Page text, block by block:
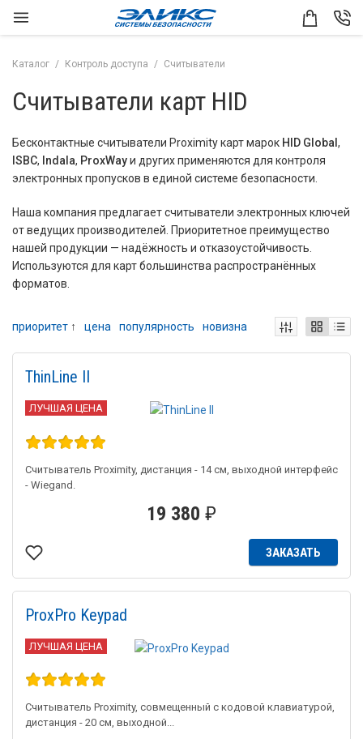
Каталог Контроль доступа Считыватели
Считыватели карт HID
Бесконтактные считыватели Proximity карт марок HID Global ,
ISBC, Indala, ProxWayи других применяются для контроля
электронных пропусков в единой системе безопасности.
Наша компания предлагает считыватели электронных ключей
от ведущих производителей. Приоритетное преимущество
нашей продукции — надёжность и отказоустойчивость.
Используются для карт большинства распространённых
форматов.
приоритет ↑ цена популярность новизна
ThinLine II
ЛУЧШАЯ ЦЕНА
Считыватель Proximity, дистанция - 14 см, выходной интерфейс
- Wiegand.
19 380 ₽
ЗАКАЗАТЬ
ProxPro Keypad
ЛУЧШАЯ ЦЕНА
Считыватель Proximity, совмещенный с кодовой клавиатурой,
дистанция - 20 см, выходной...